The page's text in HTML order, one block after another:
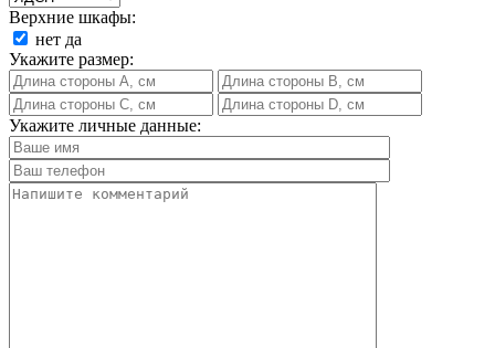
Верхние шкафы:
нет да
Укажите размер:
Укажите личные данные: